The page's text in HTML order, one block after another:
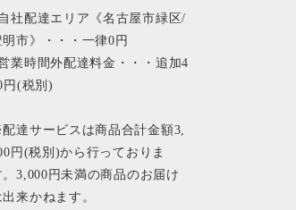
社配達エリア《名古屋市緑区/
明市》・・・一律0円
業時間外配達料金・・・追加4
円(税別)
達サービスは商品合計金額3,
円(税別)から行っておりま
。3,000円未満の商品のお届け
出来かねます。